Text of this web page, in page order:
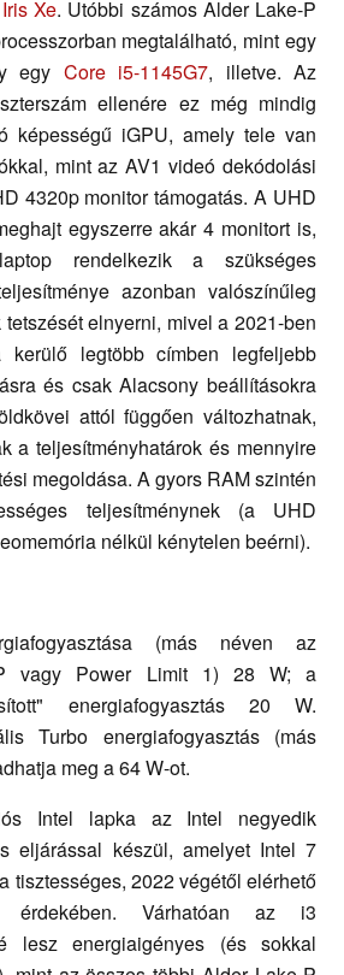
Xe. Utóbbi számos Alder Lake-P
megtalálható, mint egy
egy Core i5-1145G7, illetve. Az
ellenére ez még mindig
képességű iGPU, amely tele van
mint az AV1 videó dekódolási
4320p monitor támogatás. A UHD
egyszerre akár 4 monitort is,
rendelkezik a szükséges
azonban valószínűleg
elnyerni, mivel a 2021-ben
kerülő legtöbb címben legfeljebb
és csak Alacsony beállításokra
attól függően változhatnak,
a teljesítményhatárok és mennyire
megoldása. A gyors RAM szintén
teljesítménynek (a UHD
nélkül kénytelen beérni).
(más néven az
vagy Power Limit 1) 28 W; a
energiafogyasztás 20 W.
Turbo energiafogyasztás (más
meg a 64 W-ot.
Intel lapka az Intel negyedik
eljárással készül, amelyet Intel 7
tisztességes, 2022 végétől elérhető
érdekében. Várhatóan az i3
lesz energiaigényes (és sokkal